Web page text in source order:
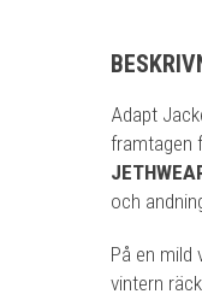
Adapt
framtagen
och
På en mild
vintern